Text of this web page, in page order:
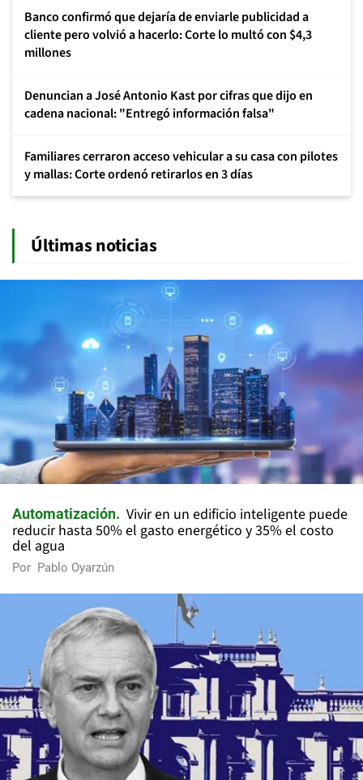
Banco confirmó que dejaría de enviarle publicidad a
cliente pero volvió a hacerlo: Corte lo multó con $4,3
millones
Denuncian a José Antonio Kast por cifras que dijo en
cadena nacional: "Entregó información falsa"
Familiares cerraron acceso vehicular a su casa con pilotes
y mallas: Corte ordenó retirarlos en 3 días
Últimas noticias
Automatización
Vivir en un edificio inteligente puede
reducir hasta 50% el gasto energético y 35% el costo
del agua
Por Pablo Oyarzún